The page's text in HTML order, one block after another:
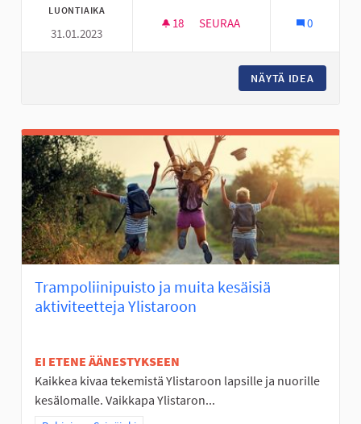
LUONTIAIKA
31.01.2023
18 18 SEURAAJAA
SEURAA 0
NÄYTÄ IDEA
Trampoliinipuisto ja muita kesäisiä
aktiviteetteja Ylistaroon
EI ETENE ÄÄNESTYKSEEN
Kaikkea kivaa tekemistä Ylistaroon lapsille ja nuorille
kesälomalle. Vaikkapa Ylistaron...